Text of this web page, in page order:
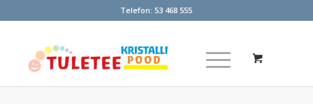
Telefon: 53 468 555